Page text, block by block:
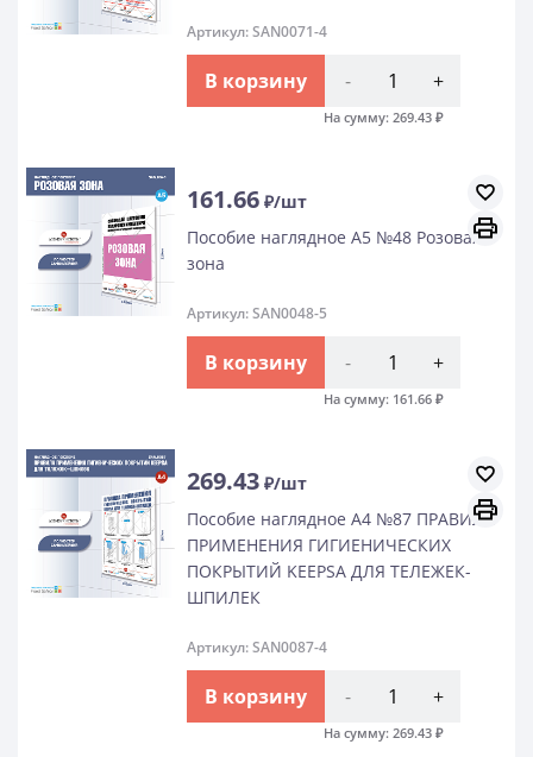
Артикул: SAN0071-4
В корзину - +
На сумму: 269.43 ₽
161.66 ₽/шт
Пособие наглядное А5 №48 Розовая
зона
Артикул: SAN0048-5
В корзину - +
На сумму: 161.66 ₽
269.43 ₽/шт
Пособие наглядное А4 №87 ПРАВИЛА
ПРИМЕНЕНИЯ ГИГИЕНИЧЕСКИХ
ПОКРЫТИЙ KEEPSA ДЛЯ ТЕЛЕЖЕК-
ШПИЛЕК
Артикул: SAN0087-4
В корзину - +
На сумму: 269.43 ₽